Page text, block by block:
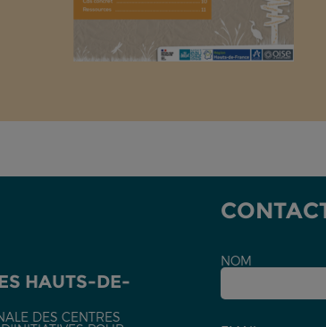
HAUTS-DE-
DES CENTRES
NOM